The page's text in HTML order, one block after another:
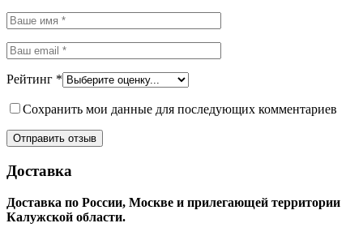
Рейтинг *
Сохранить мои данные для последующих комментариев
Доставка
Доставка по России, Москве и прилегающей территории
Калужской области.